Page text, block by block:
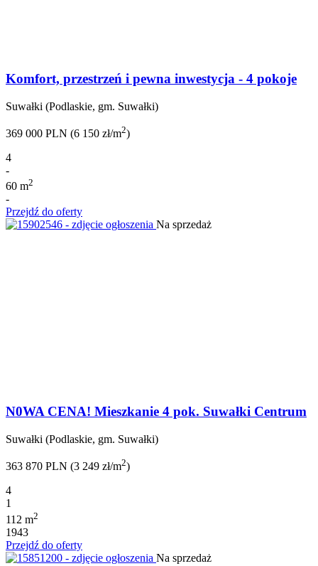
Komfort, przestrzeń i pewna inwestycja - 4 pokoje
Suwałki (Podlaskie, gm. Suwałki)
369 000 PLN (6 150 zł/m2)
4
-
60 m2
-
Przejdź do oferty
Na sprzedaż
N0WA CENA! Mieszkanie 4 pok. Suwałki Centrum
Suwałki (Podlaskie, gm. Suwałki)
363 870 PLN (3 249 zł/m2)
4
1
112 m2
1943
Przejdź do oferty
Na sprzedaż